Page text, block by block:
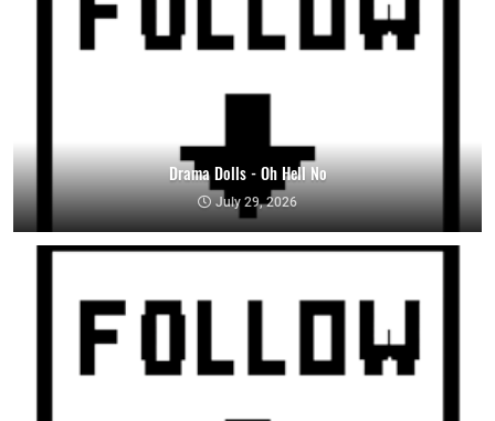
Drama Dolls - Oh Hell No
July 29, 2026